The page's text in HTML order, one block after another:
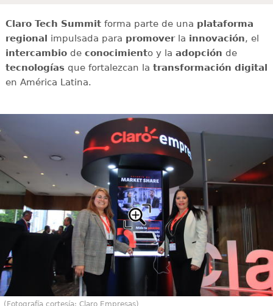
Claro Tech Summitforma parte de una plataforma
regional
impulsada para promoverla innovación, el
intercambiode conocimiento y la adopción de
tecnologíasque fortalezcan la transformación digital
en América Latina.
(Fotografía cortesía: Claro Empresas)